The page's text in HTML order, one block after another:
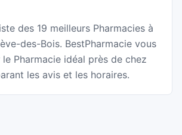
des 19 meilleurs Pharmacies à
des-Bois. BestPharmacie vous
Pharmacie idéal près de chez
les avis et les horaires.